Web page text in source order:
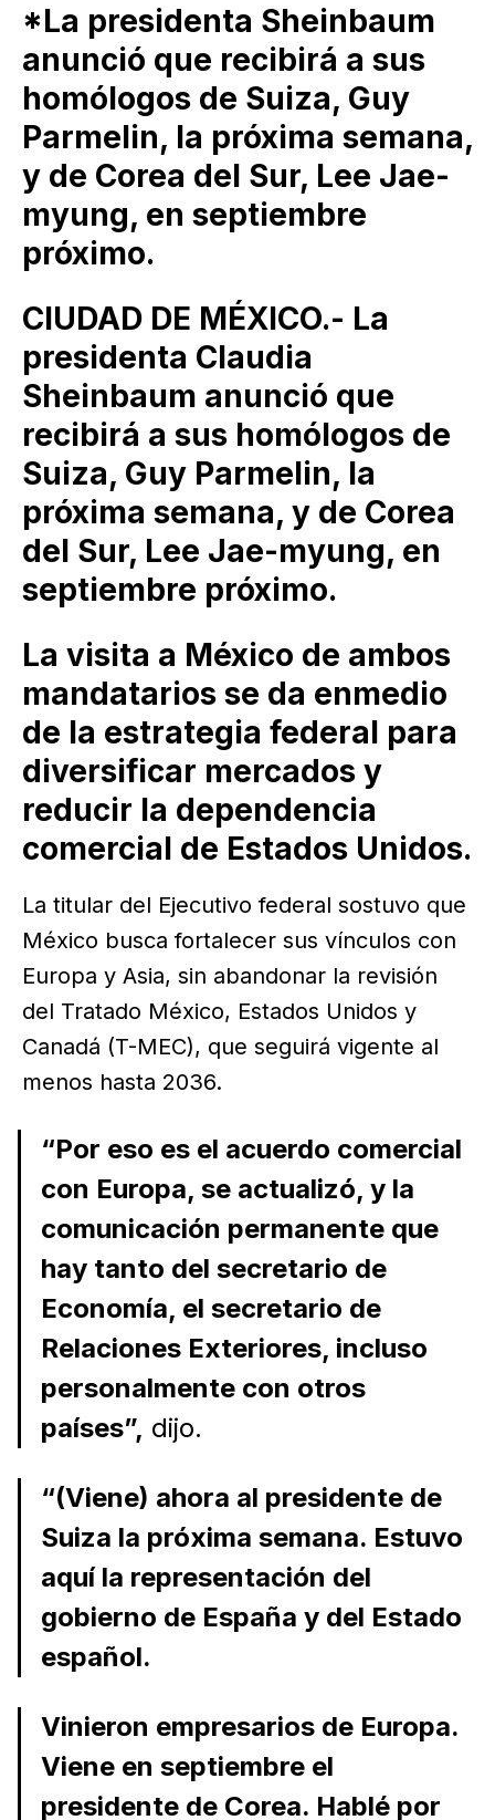
*La presidenta Sheinbaum
anunció que recibirá a sus
homólogos de Suiza, Guy
Parmelin, la próxima semana,
y de Corea del Sur, Lee Jae-
myung, en septiembre
próximo.
CIUDAD DE MÉXICO.- La
presidenta Claudia
Sheinbaum anunció que
recibirá a sus homólogos de
Suiza, Guy Parmelin, la
próxima semana, y de Corea
del Sur, Lee Jae-myung, en
septiembre próximo.
La visita a México de ambos
mandatarios se da enmedio
de la estrategia federal para
diversificar mercados y
reducir la dependencia
comercial de Estados Unidos.
La titular del Ejecutivo federal sostuvo que
México busca fortalecer sus vínculos con
Europa y Asia, sin abandonar la revisión
del Tratado México, Estados Unidos y
Canadá (T-MEC), que seguirá vigente al
menos hasta 2036.
“Por eso es el acuerdo comercial
con Europa, se actualizó, y la
comunicación permanente que
hay tanto del secretario de
Economía, el secretario de
Relaciones Exteriores, incluso
personalmente con otros
países”, dijo.
“(Viene) ahora al presidente de
Suiza la próxima semana. Estuvo
aquí la representación del
gobierno de España y del Estado
español.
Vinieron empresarios de Europa.
Viene en septiembre el
presidente de Corea. Hablé por